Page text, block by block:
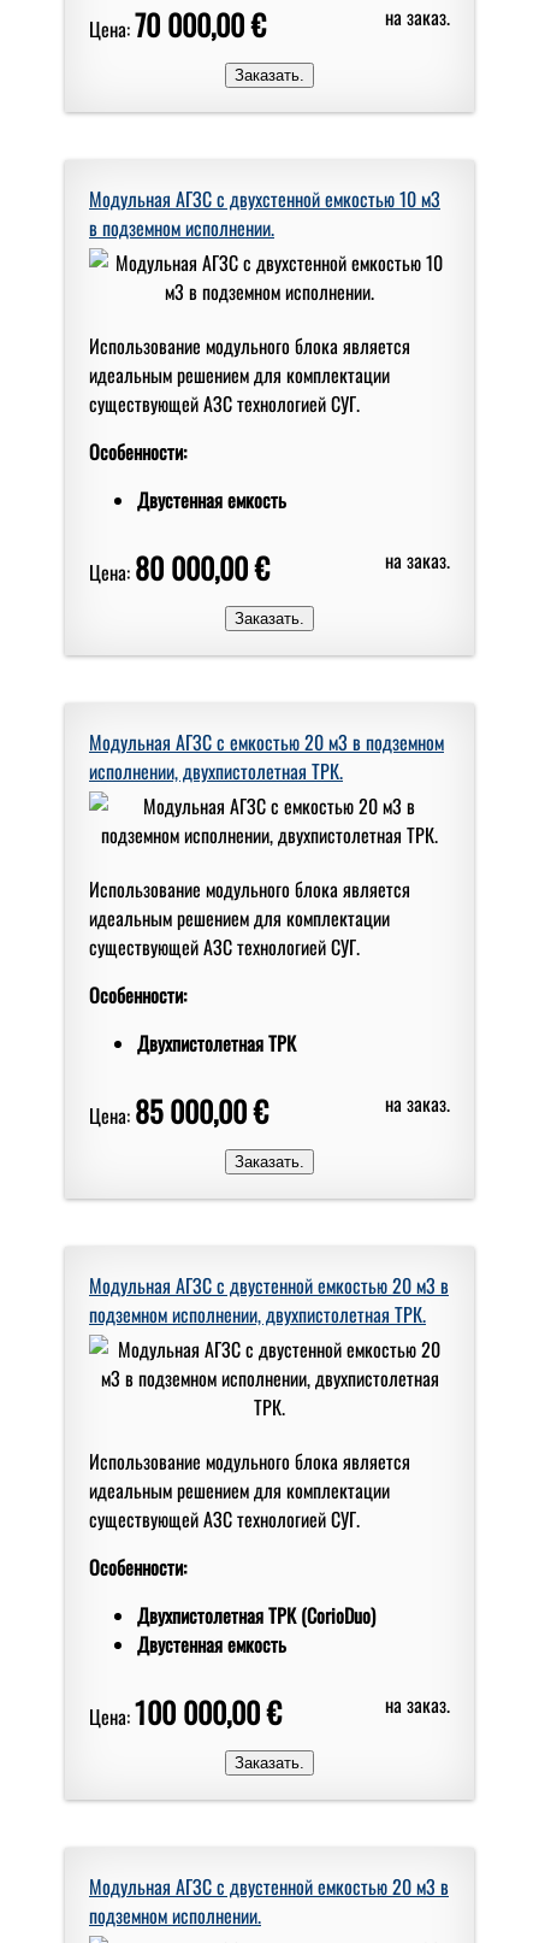
Цена:70 000,00 € на заказ.
Модульная АГЗС с двухстенной емкостью 10 м3
в подземном исполнении.
Использование модульного блока является
идеальным решением для комплектации
существующей АЗС технологией СУГ.
Особенности:
Двустенная емкость
Цена: 80 000,00 € на заказ.
Модульная АГЗС с емкостью 20 м3 в подземном
исполнении, двухпистолетная ТРК.
Использование модульного блока является
идеальным решением для комплектации
существующей АЗС технологией СУГ.
Особенности:
Двухпистолетная ТРК
Цена: 85 000,00 € на заказ.
Модульная АГЗС с двустенной емкостью 20 м3 в
подземном исполнении, двухпистолетная ТРК.
Использование модульного блока является
идеальным решением для комплектации
существующей АЗС технологией СУГ.
Особенности:
Двухпистолетная ТРК (CorioDuo)
Двустенная емкость
Цена:100 000,00 € на заказ.
Модульная АГЗС с двустенной емкостью 20 м3 в
подземном исполнении.